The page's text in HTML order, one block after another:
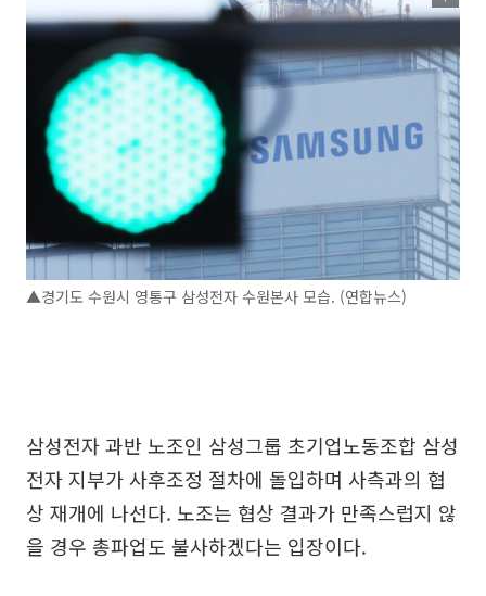
▲경기도 수원시 영통구 삼성전자 수원본사 모습. (연합뉴스)
삼성전자 과반 노조인 삼성그룹 초기업노동조합 삼성
전자 지부가 사후조정 절차에 돌입하며 사측과의 협
상 재개에 나선다. 노조는 협상 결과가 만족스럽지 않
을 경우 총파업도 불사하겠다는 입장이다.